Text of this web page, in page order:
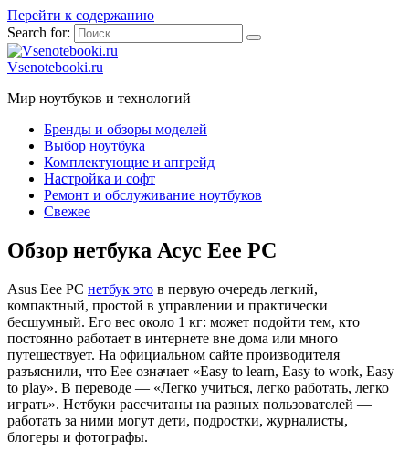
Перейти к содержанию
Search for:
Vsenotebooki.ru
Мир ноутбуков и технологий
Бренды и обзоры моделей
Выбор ноутбука
Комплектующие и апгрейд
Настройка и софт
Ремонт и обслуживание ноутбуков
Свежее
Обзор нетбука Асус Eee PC
Asus Eee PC нетбук это в первую очередь легкий,
компактный, простой в управлении и практически
бесшумный. Его вес около 1 кг: может подойти тем, кто
постоянно работает в интернете вне дома или много
путешествует. На официальном сайте производителя
разъяснили, что Eee означает «Easy to learn, Easy to work, Easy
to play». В переводе — «Легко учиться, легко работать, легко
играть». Нетбуки рассчитаны на разных пользователей —
работать за ними могут дети, подростки, журналисты,
блогеры и фотографы.